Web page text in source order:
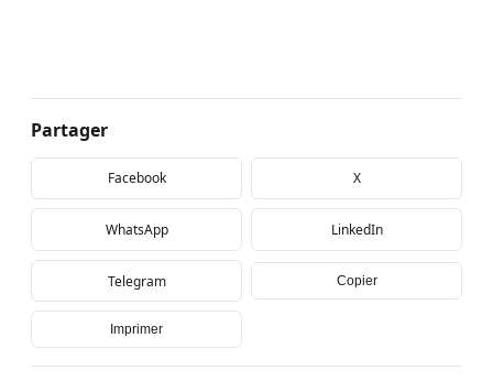
Partager
Facebook X
WhatsApp LinkedIn
Telegram Copier
Imprimer